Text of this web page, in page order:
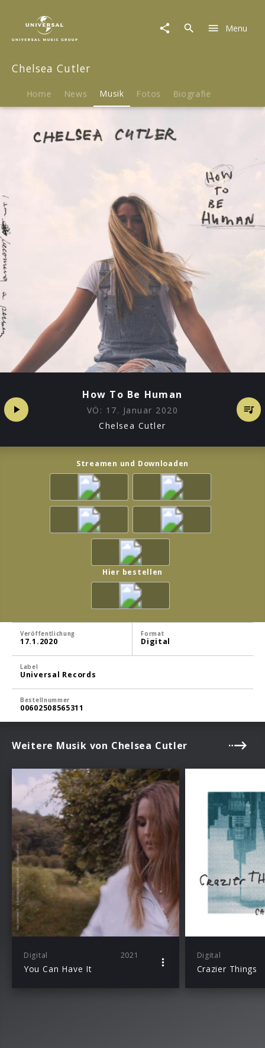
Musik
How
Human
Menu
Chelsea Cutler
Home News Musik Fotos Biografie
How To Be Human
VÖ: 17. Januar 2020
Chelsea Cutler
Streamen und Downloaden
Hier bestellen
Veröffentlichung
17.1.2020
Format
Digital
Label
Universal Records
Bestellnummer
00602508565311
Weitere Musik von Chelsea Cutler
Digital 2021
You Can Have It
Digital
Crazier Things